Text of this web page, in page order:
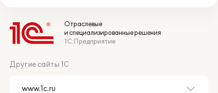
Отраслевые
и специализированные решения
1С:Предприятие
Другие сайты 1С